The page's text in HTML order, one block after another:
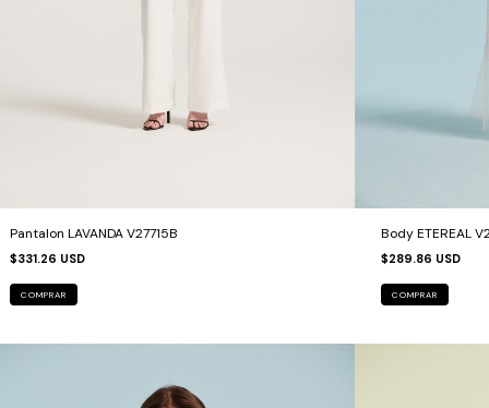
Pantalon LAVANDA V27715B
$331.26 USD
COMPRAR
Body ETEREAL
$289.86 USD
COMPRAR